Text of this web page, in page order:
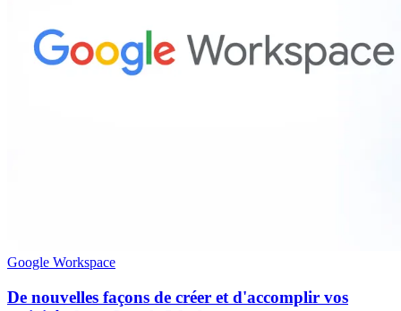
Google Workspace
De nouvelles façons de créer et d'accomplir vos